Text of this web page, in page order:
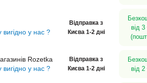
вигідно у нас ?
Відправка з
Києва 1-2 дні
від
Rozetka
вигідно у нас ?
Відправка з
Києва 1-2 дні
від